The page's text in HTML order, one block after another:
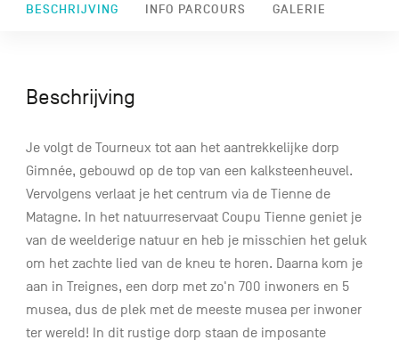
BESCHRIJVING INFO PARCOURS GALERIE
Beschrijving
Je volgt de Tourneux tot aan het aantrekkelijke dorp
Gimnée, gebouwd op de top van een kalksteenheuvel.
Vervolgens verlaat je het centrum via de Tienne de
Matagne. In het natuurreservaat Coupu Tienne geniet je
van de weelderige natuur en heb je misschien het geluk
om het zachte lied van de kneu te horen. Daarna kom je
aan in Treignes, een dorp met zo'n 700 inwoners en 5
musea, dus de plek met de meeste musea per inwoner
ter wereld! In dit rustige dorp staan de imposante